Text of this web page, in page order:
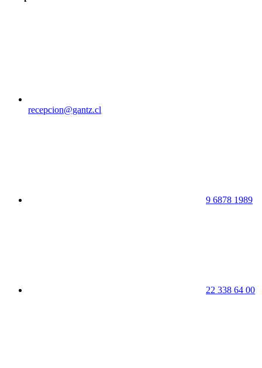
recepcion@gantz.cl
9 6878 1989
22 338 64 00